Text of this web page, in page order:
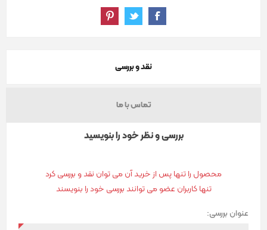
نقد و بررسی
تماس با ما
بررسی و نظر خود را بنویسید
محصول را تنها پس از خرید آن می توان نقد و بررسی کرد
تنها کاربران عضو می توانند بررسی خود را بنویسند
عنوان بررسی: